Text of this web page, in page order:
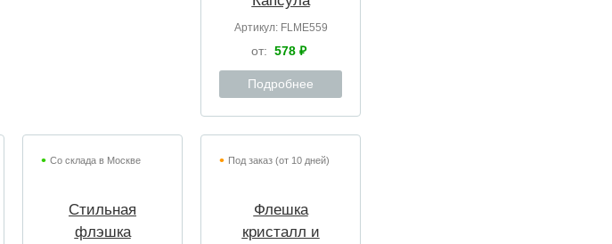
Артикул: FLME559
от: 578 ₽
Подробнее
Со склада в Москве
Стильная
флэшка
Под заказ (от 10 дней)
Флешка
кристалл и